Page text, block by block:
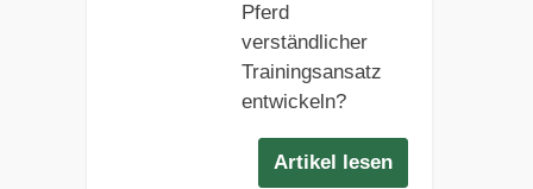
Pferd
verständlicher
Trainingsansatz
entwickeln?
Artikel lesen